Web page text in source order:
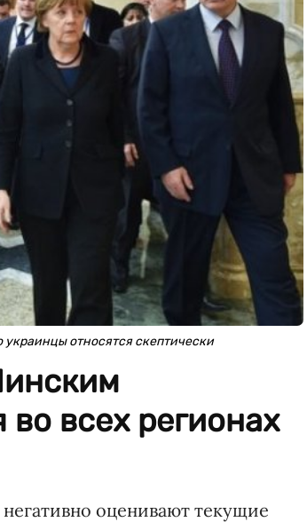
относятся скептически
всех регионах
оценивают текущие